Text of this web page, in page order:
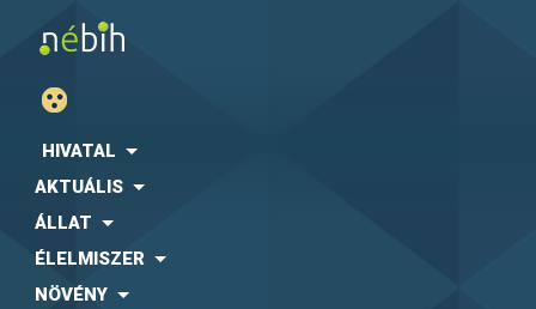
HIVATAL
AKTUÁLIS
ÁLLAT
ÉLELMISZER
NÖVÉNY